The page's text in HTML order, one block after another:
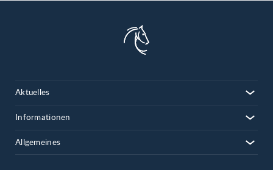
Aktuelles
Informationen
Allgemeines